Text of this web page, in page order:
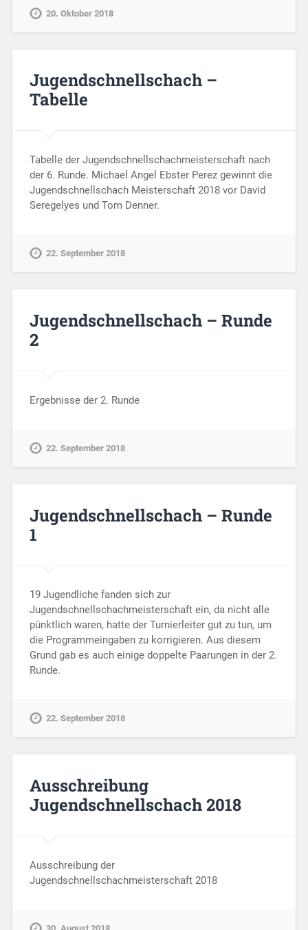
20. Oktober 2018
Jugendschnellschach –
Tabelle
Tabelle der Jugendschnellschachmeisterschaft nach
der 6. Runde. Michael Angel Ebster Perez gewinnt die
Jugendschnellschach Meisterschaft 2018 vor David
Seregelyes und Tom Denner.
22. September 2018
Jugendschnellschach – Runde
2
Ergebnisse der 2. Runde
22. September 2018
Jugendschnellschach – Runde
1
19 Jugendliche fanden sich zur
Jugendschnellschachmeisterschaft ein, da nicht alle
pünktlich waren, hatte der Turnierleiter gut zu tun, um
die Programmeingaben zu korrigieren. Aus diesem
Grund gab es auch einige doppelte Paarungen in der 2.
Runde.
22. September 2018
Ausschreibung
Jugendschnellschach 2018
Ausschreibung der
Jugendschnellschachmeisterschaft 2018